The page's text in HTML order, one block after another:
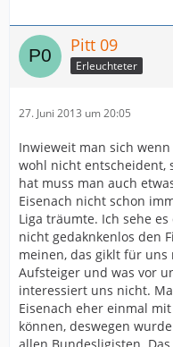
Pitt 09
Erleuchteter
27. Juni 2013 um 20:05
Inwieweit man sich
wohl nicht entscheident,
hat muss man auch
Eisenach nicht schon
Liga träumte. Ich sehe
nicht gedaknkenlos den
meinen, das giklt für
Aufsteiger und was vor
interessiert uns nicht.
Eisenach eher einmal
können, deswegen